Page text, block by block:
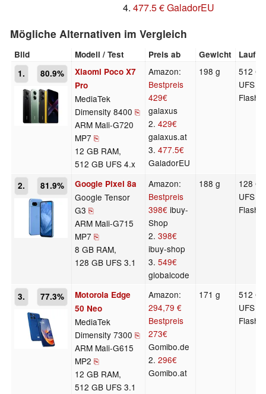
4. 477.5 € GaladorEU
Mögliche Alternativen im Vergleich
Bild Modell / Test Preis ab Gewicht
1.
80.9%
Xiaomi Poco X7
Pro
MediaTek
Dimensity 8400 ⎘
ARM Mali-G720
MP7 ⎘
12 GB RAM,
512 GB UFS 4.x
Amazon:
Bestpreis
429€
galaxus
2.429€
galaxus.at
3.477.5€
GaladorEU
198 g
512
UFS
Flash
2. 81.9% Google Pixel 8a
Google Tensor
G3 ⎘
ARM Mali-G715
MP7 ⎘
8 GB RAM,
128 GB UFS 3.1
Amazon:
Bestpreis
398€ ibuy-
Shop
2.398€
ibuy-shop
3.549€
globalcode
188 g
128
UFS
Flash
3. 77.3%
Motorola Edge
50 Neo
MediaTek
Dimensity 7300 ⎘
ARM Mali-G615
MP2 ⎘
12 GB RAM,
512 GB UFS 3.1
Amazon:
294,79 €
Bestpreis
273€
Gomibo.de
2.296€
Gomibo.at
171 g
512
UFS
Flash